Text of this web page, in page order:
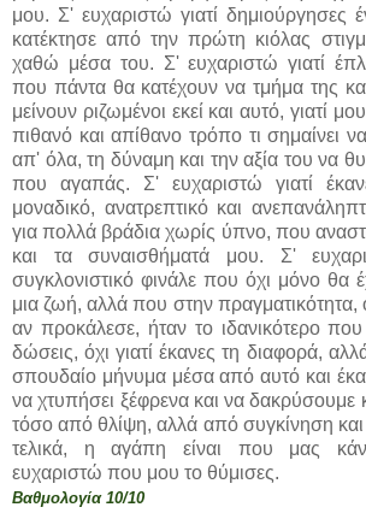
μου. Σ' ευχαριστώ γιατί
κατέκτησε από την πρώτη κιόλας
χαθώ μέσα του. Σ' ευχαριστώ γιατί
που πάντα θα κατέχουν να τμήμα της
μείνουν ριζωμένοι εκεί και αυτό, γιατί
πιθανό και απίθανο τρόπο τι σημαίνει
απ' όλα, τη δύναμη και την αξία του να
που αγαπάς. Σ' ευχαριστώ γιατί
μοναδικό, ανατρεπτικό και
για πολλά βράδια χωρίς ύπνο, που
και τα συναισθήματά μου. Σ'
συγκλονιστικό φινάλε που όχι μόνο θα
μια ζωή, αλλά που στην πραγματικότητα,
αν προκάλεσε, ήταν το ιδανικότερο
δώσεις, όχι γιατί έκανες τη διαφορά,
σπουδαίο μήνυμα μέσα από αυτό και
να χτυπήσει ξέφρενα και να δακρύσουμε
τόσο από θλίψη, αλλά από συγκίνηση και
τελικά, η αγάπη είναι που μας
ευχαριστώ που μου το θύμισες.
Βαθμολογία 10/10